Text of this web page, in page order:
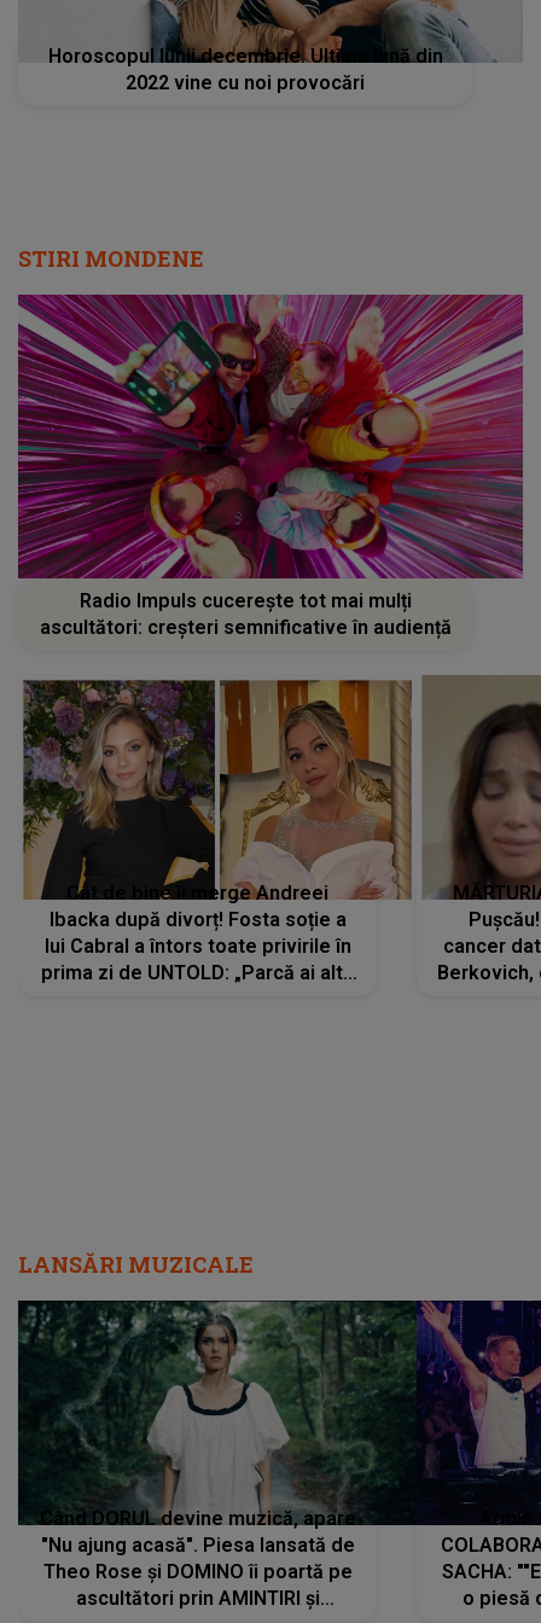
Horoscopul lunii decembrie. Ultima lună din
2022 vine cu noi provocări
STIRI MONDENE
Radio Impuls cucerește tot mai mulți
ascultători: creșteri semnificative în audiență
Cât de bine îi merge Andreei
Ibacka după divorț! Fosta soție a
lui Cabral a întors toate privirile în
prima zi de UNTOLD: „Parcă ai altă
cancer
LANSĂRI MUZICALE
Când DORUL devine muzică, apare
"Nu ajung acasă". Piesa lansată de
Theo Rose și DOMINO îi poartă pe
ascultători prin AMINTIRI și
SACHA:
o piesă